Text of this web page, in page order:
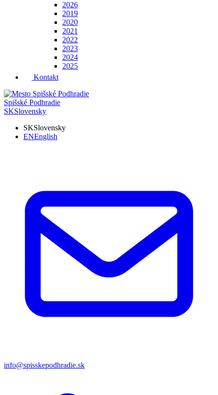
2026
2019
2020
2021
2022
2023
2024
2025
Kontakt
Spišské Podhradie
SKSlovensky
SKSlovensky
ENEnglish
info@spisskepodhradie.sk